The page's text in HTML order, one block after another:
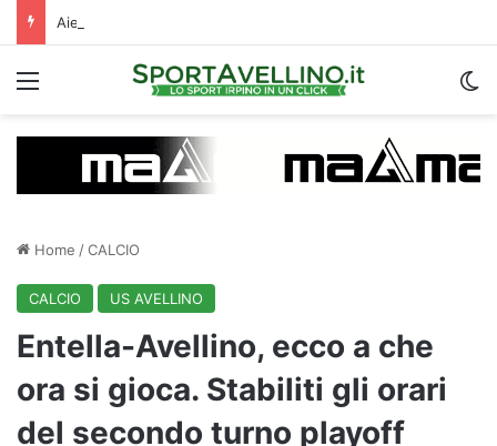
Menu
Home /CALCIO
CALCIO US AVELLINO
Entella-Avellino, ecco a che
ora si gioca. Stabiliti gli orari
del secondo turno playoff